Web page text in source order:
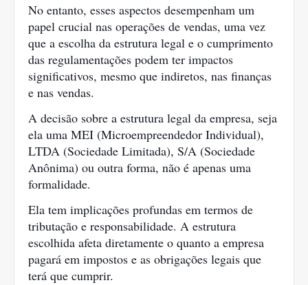
No entanto, esses aspectos desempenham um
papel crucial nas operações de vendas, uma vez
que a escolha da estrutura legal e o cumprimento
das regulamentações podem ter impactos
significativos, mesmo que indiretos, nas finanças
e nas vendas.
A decisão sobre a estrutura legal da empresa, seja
ela uma MEI (Microempreendedor Individual),
LTDA (Sociedade Limitada), S/A (Sociedade
Anônima) ou outra forma, não é apenas uma
formalidade.
Ela tem implicações profundas em termos de
tributação e responsabilidade. A estrutura
escolhida afeta diretamente o quanto a empresa
pagará em impostos e as obrigações legais que
terá que cumprir.